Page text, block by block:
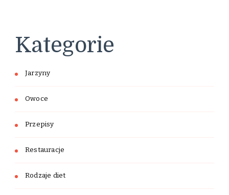
Kategorie
Jarzyny
Owoce
Przepisy
Restauracje
Rodzaje diet